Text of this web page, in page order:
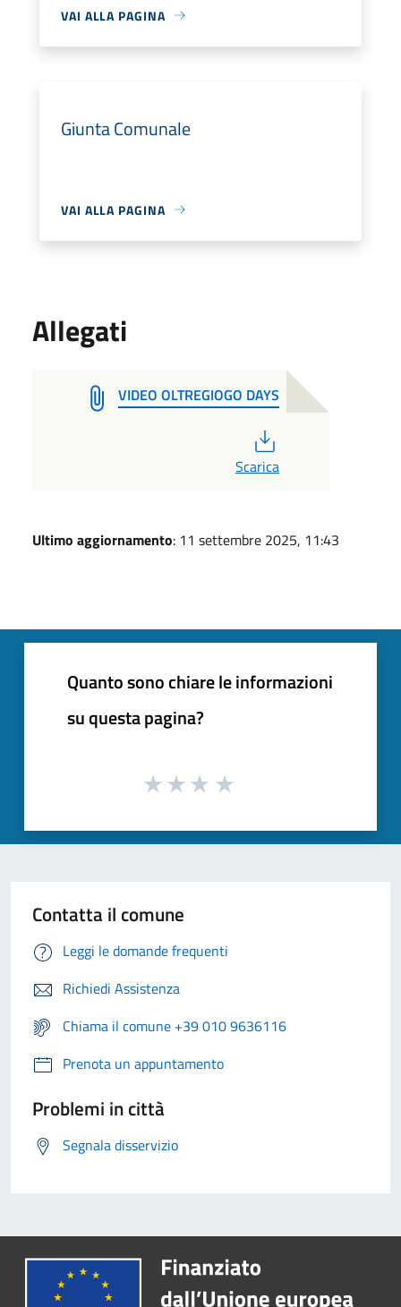
VAI ALLA PAGINA
Giunta Comunale
VAI ALLA PAGINA
Allegati
VIDEO OLTREGIOGO DAYS
Scarica
Ultimo aggiornamento: 11 settembre 2025, 11:43
Quanto sono chiare le informazioni
su questa pagina?
Contatta il comune
Leggi le domande frequenti
Richiedi Assistenza
Chiama il comune +39 010 9636116
Prenota un appuntamento
Problemi in città
Segnala disservizio